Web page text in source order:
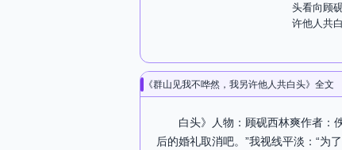
头看向顾
许他人共
《群山见我不哗然，我另许他人共白头》全文
白头》人物：顾砚西林爽作者：
后的婚礼取消吧。”我视线平淡：“为